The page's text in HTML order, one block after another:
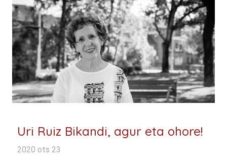
Uri Ruiz Bikandi, agur eta ohore!
2020 ots 23